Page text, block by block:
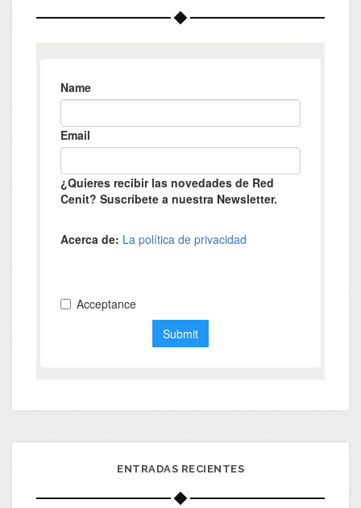
ENTRADAS RECIENTES